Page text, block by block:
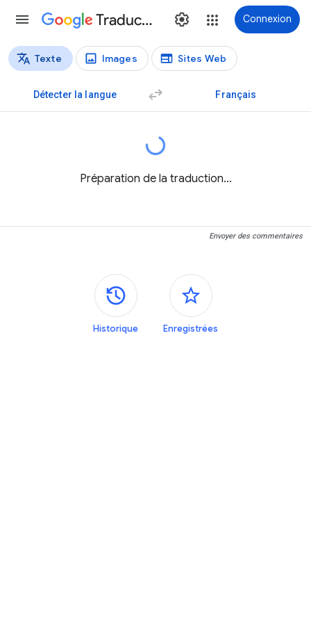
Traduction Connexion
Types de traductions
Texte Images Sites Web
Détecter la langue Français
Préparation de la traduction…
Envoyer des commentaires
Panneaux latéraux
Historique Enregistrées